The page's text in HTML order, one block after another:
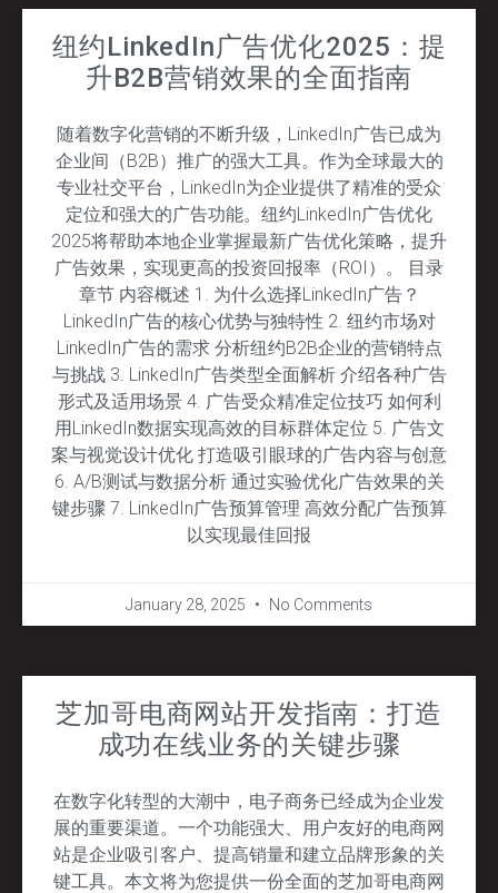
纽约LinkedIn广告优化2025：提
升B2B营销效果的全面指南
随着数字化营销的不断升级，LinkedIn广告已成为
企业间（B2B）推广的强大工具。作为全球最大的
专业社交平台，LinkedIn为企业提供了精准的受众
定位和强大的广告功能。纽约LinkedIn广告优化
2025将帮助本地企业掌握最新广告优化策略，提升
广告效果，实现更高的投资回报率（ROI）。 目录
章节 内容概述 1. 为什么选择LinkedIn广告？
LinkedIn广告的核心优势与独特性 2. 纽约市场对
LinkedIn广告的需求 分析纽约B2B企业的营销特点
与挑战 3. LinkedIn广告类型全面解析 介绍各种广告
形式及适用场景 4. 广告受众精准定位技巧 如何利
用LinkedIn数据实现高效的目标群体定位 5. 广告文
案与视觉设计优化 打造吸引眼球的广告内容与创意
6. A/B测试与数据分析 通过实验优化广告效果的关
键步骤 7. LinkedIn广告预算管理 高效分配广告预算
以实现最佳回报
January 28, 2025 No Comments
芝加哥电商网站开发指南：打造
成功在线业务的关键步骤
在数字化转型的大潮中，电子商务已经成为企业发
展的重要渠道。一个功能强大、用户友好的电商网
站是企业吸引客户、提高销量和建立品牌形象的关
键工具。本文将为您提供一份全面的芝加哥电商网